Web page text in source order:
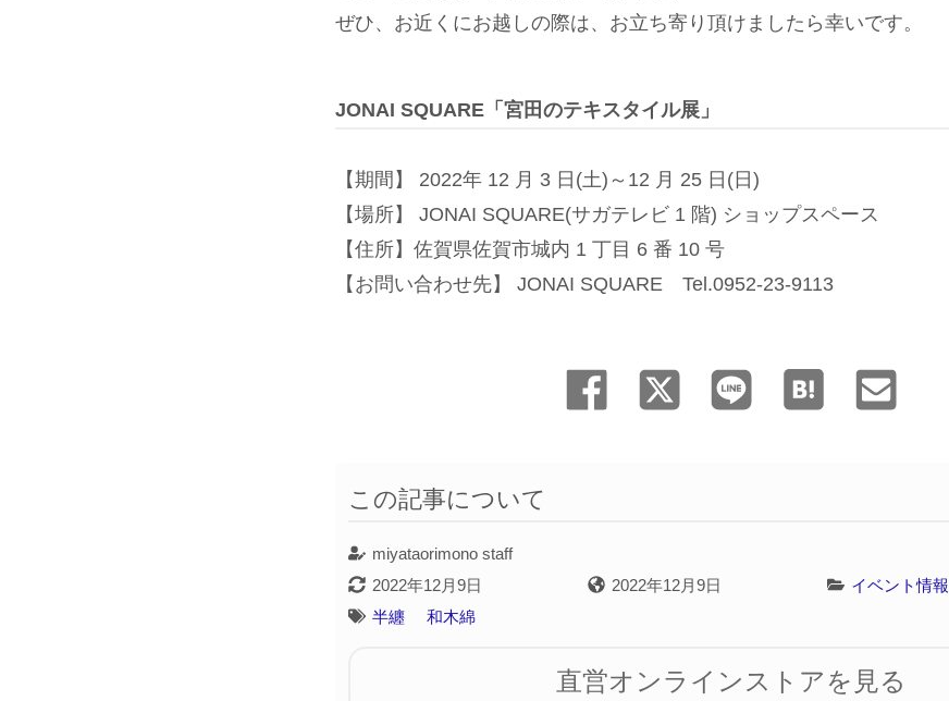
ぜひ、お近くにお越しの際は、お立ち寄り頂けましたら幸いです。
JONAI SQUARE「宮田のテキスタイル展」
【期間】 2022年 12 月 3 日(土)～12 月 25 日(日)
【場所】 JONAI SQUARE(サガテレビ 1 階) ショップスペース
【住所】佐賀県佐賀市城内 1 丁目 6 番 10 号
【お問い合わせ先】 JONAI SQUARE Tel.0952-23-9113
この記事について
miyataorimono staff
2022年12月9日
2022年12月9日
イベント情報
半纏
和木綿
直営オンラインストアを見る